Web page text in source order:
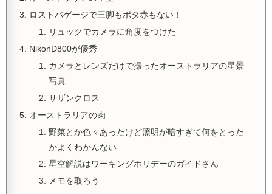
ロストバゲージで三脚もポタ赤もない！
リュックでカメラに角度をつけた
NikonD800が優秀
カメラとレンズだけで撮ったオーストラリアの星景
写真
サザンクロス
オーストラリアの肉
野菜とか色々あったけど照明が暗すぎて何をとった
かよくわかんない
星空解説はワーキングホリデーのガイドさん
メモを取ろう